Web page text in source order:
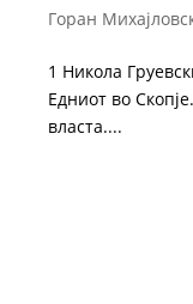
Горан
1 Никола
Едниот во
власта....